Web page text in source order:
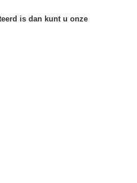
is dan kunt u onze